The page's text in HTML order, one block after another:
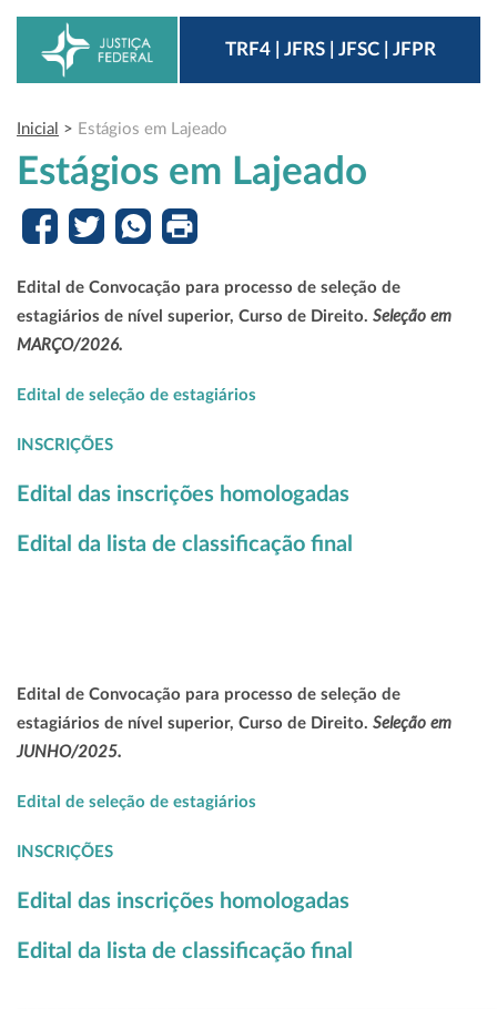
TRF4 | JFRS | JFSC | JFPR
Inicial > Estágios em Lajeado
Estágios em Lajeado
Edital de Convocação para processo de seleção de
estagiários de nível superior, Curso de Direito. Seleção em
MARÇO/2026.
Edital de seleção de estagiários
INSCRIÇÕES
Edital das inscrições homologadas
Edital da lista de classificação final
Edital de Convocação para processo de seleção de
estagiários de nível superior, Curso de Direito. Seleção em
JUNHO/2025.
Edital de seleção de estagiários
INSCRIÇÕES
Edital das inscrições homologadas
Edital da lista de classificação final